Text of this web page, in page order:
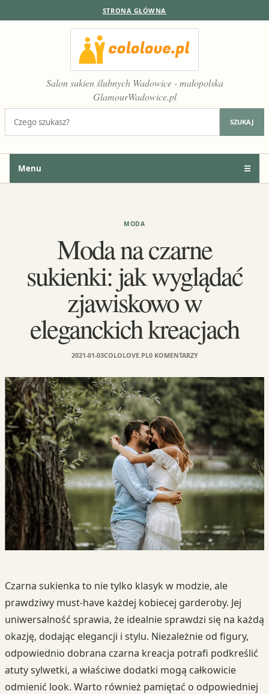
STRONA GŁÓWNA
Salon sukien ślubnych Wadowice - małopolska
GlamourWadowice.pl
SZUKAJ
Menu ☰
MODA
Moda na czarne
sukienki: jak wyglądać
zjawiskowo w
eleganckich kreacjach
2021-01-03COLOLOVE.PL0 KOMENTARZY
Czarna sukienka to nie tylko klasyk w modzie, ale
prawdziwy must-have każdej kobiecej garderoby. Jej
uniwersalność sprawia, że idealnie sprawdzi się na każdą
okazję, dodając elegancji i stylu. Niezależnie od figury,
odpowiednio dobrana czarna kreacja potrafi podkreślić
atuty sylwetki, a właściwe dodatki mogą całkowicie
odmienić look. Warto również pamiętać o odpowiedniej